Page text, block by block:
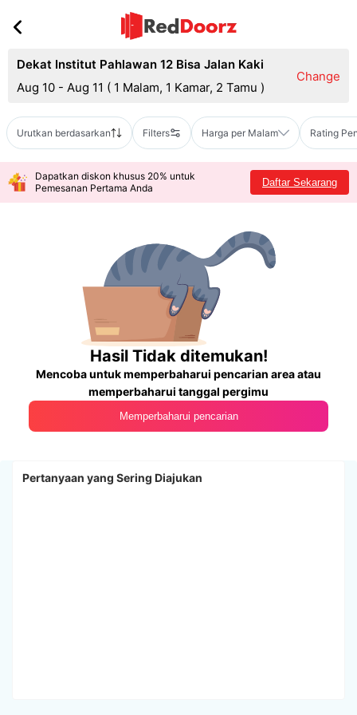
Dekat Institut Pahlawan 12 Bisa Jalan Kaki
Aug 10 - Aug 11 ( 1 Malam, 1 Kamar, 2 Tamu )
Change
Urutkan berdasarkan Filters Harga per Malam Rating
Dapatkan diskon khusus 20% untuk
Pemesanan Pertama Anda
Daftar Sekarang
Hasil Tidak ditemukan!
Mencoba untuk memperbaharui pencarian area atau
memperbaharui tanggal pergimu
Memperbaharui pencarian
Pertanyaan yang Sering Diajukan